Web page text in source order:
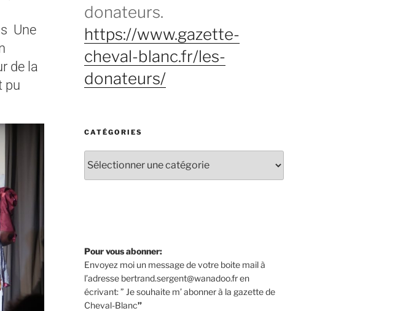
Une
de la
pu
donateurs.
https://www.gazette-
cheval-blanc.fr/les-
donateurs/
CATÉGORIES
Pour vous abonner:
Envoyez moi un message de votre boite mail à
l’adresse bertrand.sergent@wanadoo.fr en
écrivant: ” Je souhaite m’ abonner à la gazette de
Cheval-Blanc”